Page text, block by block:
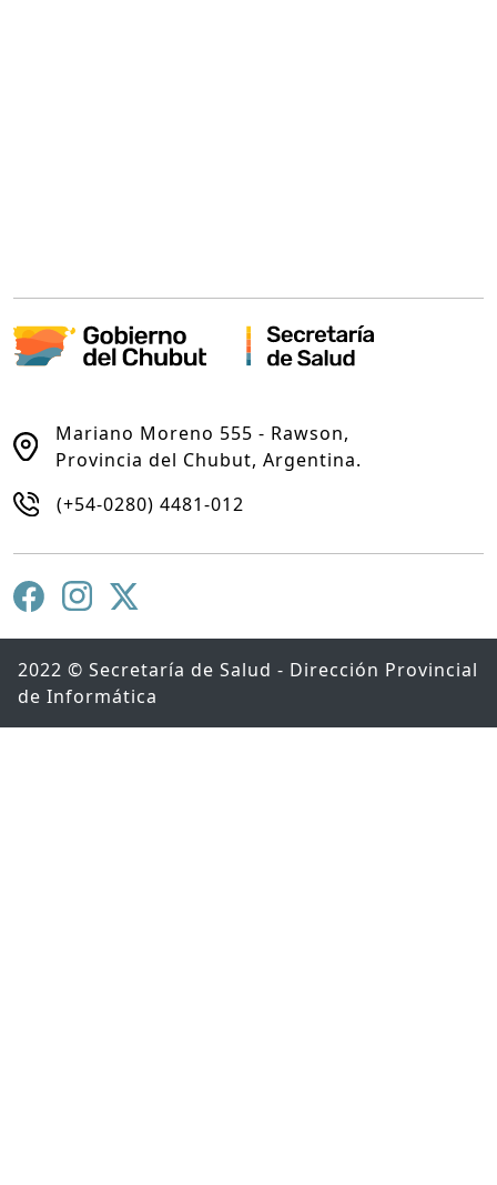
Mariano Moreno 555 - Rawson,
Provincia del Chubut, Argentina.
(+54-0280) 4481-012
2022 © Secretaría de Salud - Dirección Provincial
de Informática